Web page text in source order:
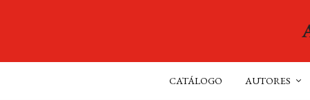
CATÁLOGO AUTORES